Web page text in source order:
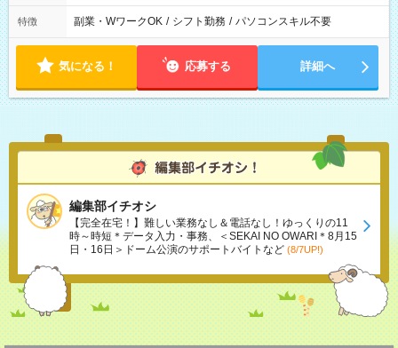
特徴 副業・WワークOK / シフト勤務 / パソコンスキル不要
気になる！ 応募する 詳細へ
編集部イチオシ
【完全在宅！】難しい業務なし＆電話なし！ゆっくりの11
時～時短＊データ入力・事務、＜SEKAI NO OWARI＊8月15
日・16日＞ドーム公演のサポートバイトなど (8/7UP!)